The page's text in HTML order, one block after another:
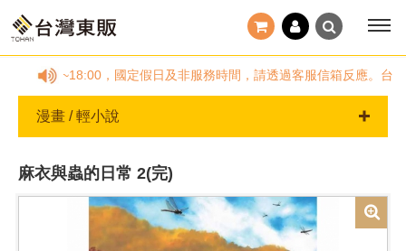
，國定假日及非服務時間，請透過客服信箱反應。台灣東
漫畫 / 輕小說
麻衣與蟲的日常 2(完)